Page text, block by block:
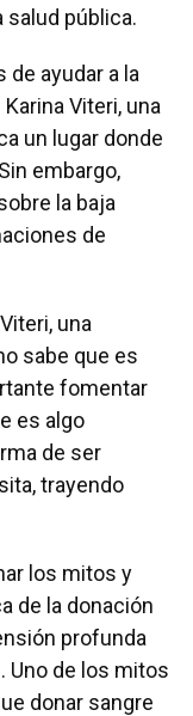
salud pública.
de ayudar a la
Viteri, una
un lugar donde
embargo,
la baja
de
una
sabe que es
fomentar
es algo
de ser
trayendo
los mitos y
de la donación
profunda
Uno de los mitos
donar sangre